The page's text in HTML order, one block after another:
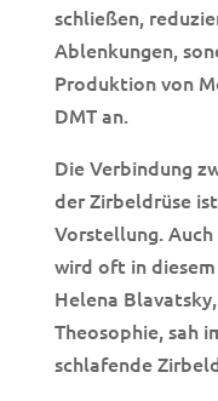
schließen,
Ablenkungen,
Produktion von
DMT an.
Die Verbindung
der Zirbeldrüse
Vorstellung.
wird oft in diesem
Helena
Theosophie, sah
schlafende